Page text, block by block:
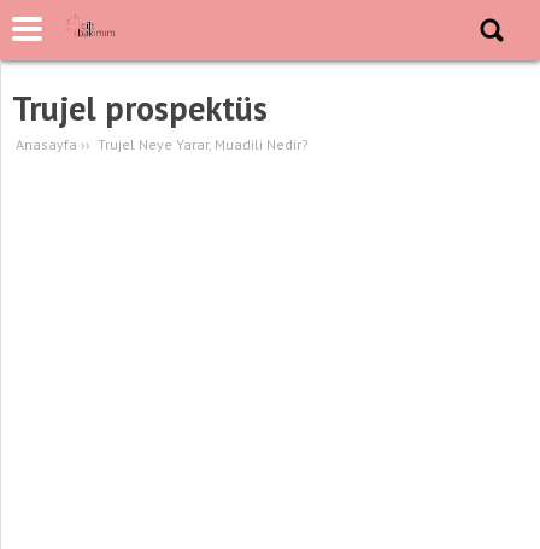
Trujel prospektüs
Anasayfa ›› Trujel Neye Yarar, Muadili Nedir?